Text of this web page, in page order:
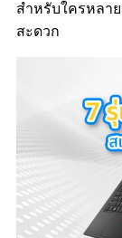
สำหรับใครหลา
สะดวก